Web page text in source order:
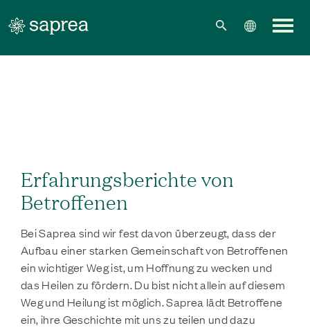
Erfahrungsberichte von
Betroffenen
Bei Saprea sind wir fest davon überzeugt, dass der
Aufbau einer starken Gemeinschaft von Betroffenen
ein wichtiger Weg ist, um Hoffnung zu wecken und
das Heilen zu fördern. Du bist nicht allein auf diesem
Weg und Heilung ist möglich. Saprea lädt Betroffene
ein, ihre Geschichte mit uns zu teilen und dazu